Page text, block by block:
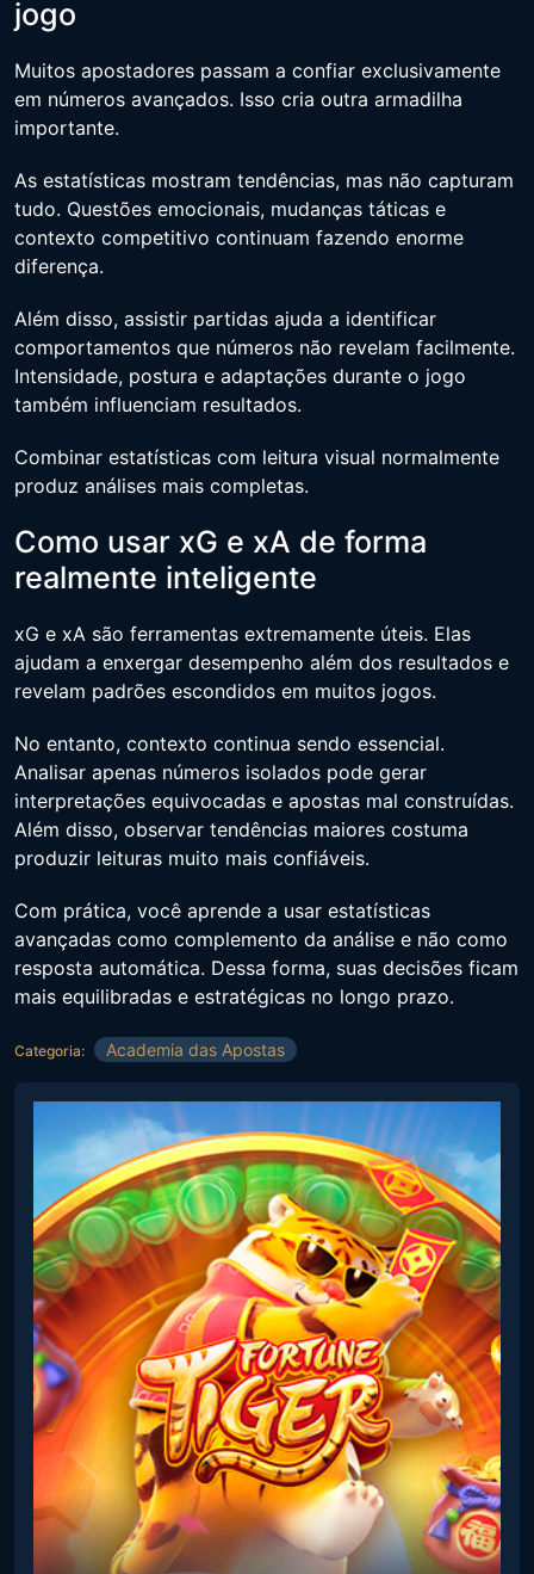
jogo
Muitos apostadores passam a confiar exclusivamente
em números avançados. Isso cria outra armadilha
importante.
As estatísticas mostram tendências, mas não capturam
tudo. Questões emocionais, mudanças táticas e
contexto competitivo continuam fazendo enorme
diferença.
Além disso, assistir partidas ajuda a identificar
comportamentos que números não revelam facilmente.
Intensidade, postura e adaptações durante o jogo
também influenciam resultados.
Combinar estatísticas com leitura visual normalmente
produz análises mais completas.
Como usar xG e xA de forma
realmente inteligente
xG e xA são ferramentas extremamente úteis. Elas
ajudam a enxergar desempenho além dos resultados e
revelam padrões escondidos em muitos jogos.
No entanto, contexto continua sendo essencial.
Analisar apenas números isolados pode gerar
interpretações equivocadas e apostas mal construídas.
Além disso, observar tendências maiores costuma
produzir leituras muito mais confiáveis.
Com prática, você aprende a usar estatísticas
avançadas como complemento da análise e não como
resposta automática. Dessa forma, suas decisões ficam
mais equilibradas e estratégicas no longo prazo.
Categoria: Academia das Apostas